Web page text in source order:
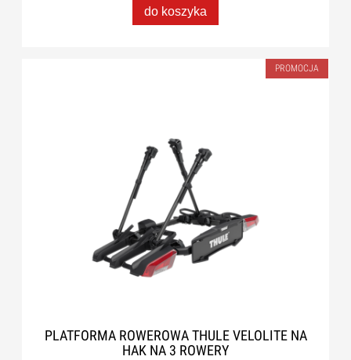
do koszyka
PLATFORMA ROWEROWA THULE VELOLITE NA
HAK NA 3 ROWERY
PROMOCJA